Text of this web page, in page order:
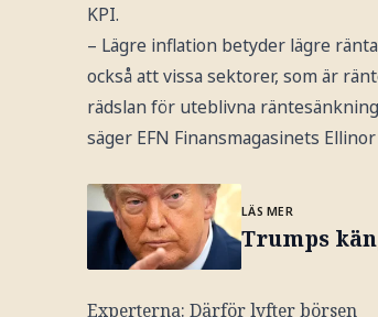
KPI.
– Lägre inflation betyder lägre
också att vissa sektorer, som är
rädslan för uteblivna
säger EFN Finansmagasinets
LÄS MER
Trumps
Experterna: Därför lyfter börsen